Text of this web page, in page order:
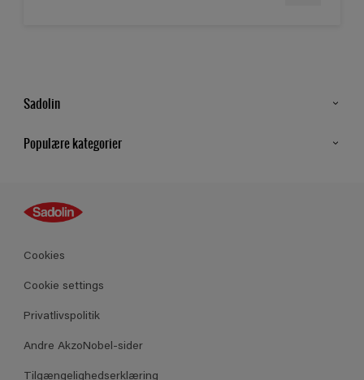
Sadolin
Populære kategorier
Guides
Farver
Produkter
Cookies
Cookie settings
Privatlivspolitik
Andre AkzoNobel-sider
Tilgængelighedserklæring